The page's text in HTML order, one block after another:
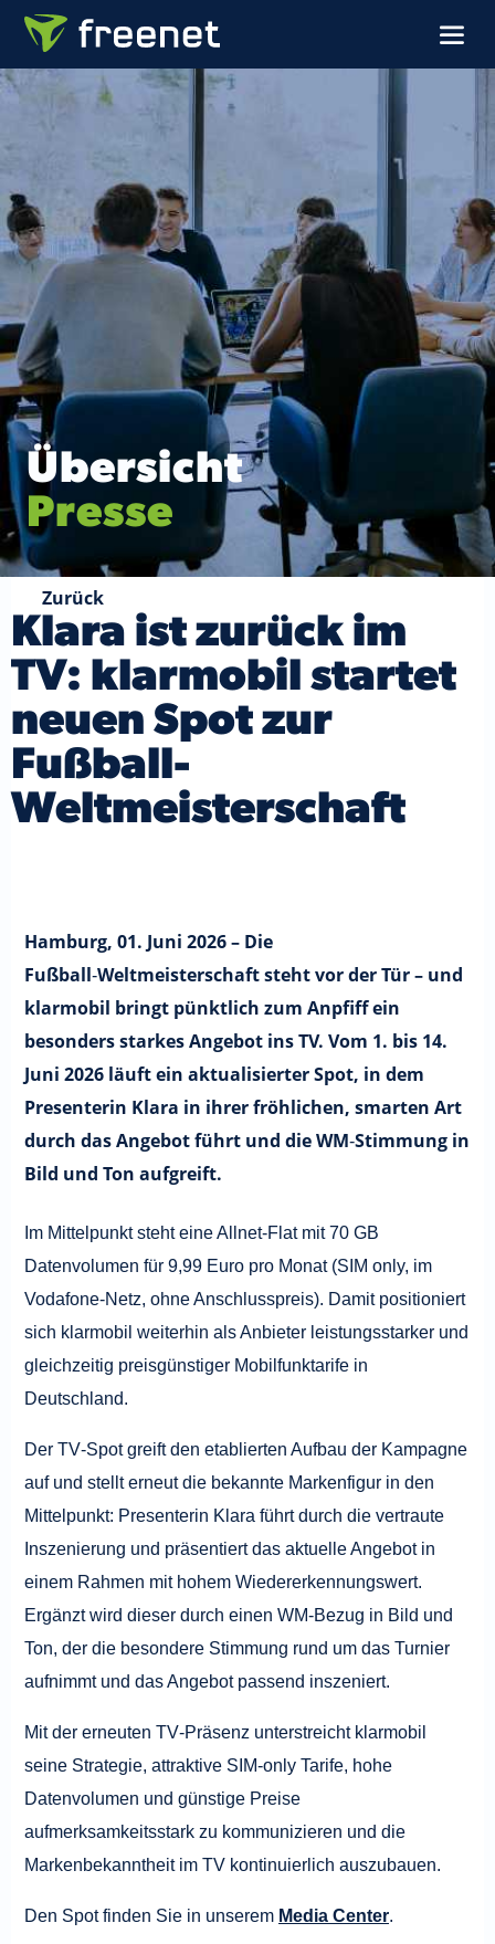
Übersicht
Presse
Klara ist zurück im
TV: klarmobil startet
neuen Spot zur
Fußball-
Weltmeisterschaft
Zurück
Hamburg, 01. Juni 2026 – Die
Fußball‑Weltmeisterschaft steht vor der Tür – und
klarmobil bringt pünktlich zum Anpfiff ein
besonders starkes Angebot ins TV. Vom 1. bis 14.
Juni 2026 läuft ein aktualisierter Spot, in dem
Presenterin Klara in ihrer fröhlichen, smarten Art
durch das Angebot führt und die WM‑Stimmung in
Bild und Ton aufgreift.
Im Mittelpunkt steht eine Allnet‑Flat mit 70 GB
Datenvolumen für 9,99 Euro pro Monat (SIM only, im
Vodafone‑Netz, ohne Anschlusspreis). Damit positioniert
sich klarmobil weiterhin als Anbieter leistungsstarker und
gleichzeitig preisgünstiger Mobilfunktarife in
Deutschland.
Der TV‑Spot greift den etablierten Aufbau der Kampagne
auf und stellt erneut die bekannte Markenfigur in den
Mittelpunkt: Presenterin Klara führt durch die vertraute
Inszenierung und präsentiert das aktuelle Angebot in
einem Rahmen mit hohem Wiedererkennungswert.
Ergänzt wird dieser durch einen WM‑Bezug in Bild und
Ton, der die besondere Stimmung rund um das Turnier
aufnimmt und das Angebot passend inszeniert.
Mit der erneuten TV‑Präsenz unterstreicht klarmobil
seine Strategie, attraktive SIM-only Tarife, hohe
Datenvolumen und günstige Preise
aufmerksamkeitsstark zu kommunizieren und die
Markenbekanntheit im TV kontinuierlich auszubauen.
Den Spot finden Sie in unserem Media Center.